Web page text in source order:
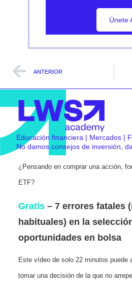
Únete
Únete
ANTERIOR
Educación financiera | Mercados |
No damos consejos de inversión,
¿Pensando en comprar una acción,
ETF?
Gratis – 7 errores fatales
habituales) en la
oportunidades en bolsa
Este vídeo de solo 22 minutos puede
tomar una decisión de la que no